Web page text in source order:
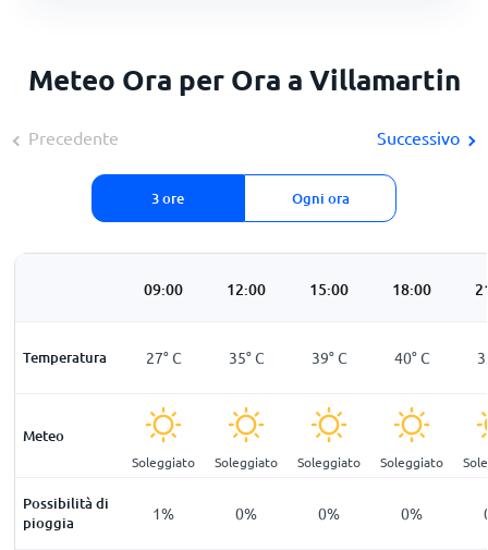
Meteo Ora per Ora a Villamartin
Precedente
3 ore Ogni ora
Successivo
09:00 12:00 15:00 18:00
Temperatura
25°C 27°C 35°C 39°C 40°C
Meteo
Soleggiato Soleggiato Soleggiato Soleggiato
Possibilità di
pioggia1% 1% 0% 0% 0%